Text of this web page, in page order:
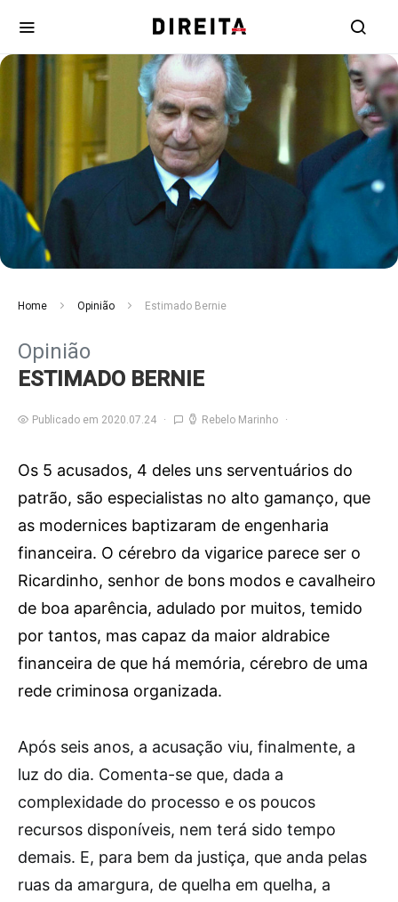
Home Opinião Estimado Bernie
Opinião
ESTIMADO BERNIE
Publicado em 2020.07.24 Rebelo Marinho
Os 5 acusados, 4 deles uns serventuários do
patrão, são especialistas no alto gamanço, que
as modernices baptizaram de engenharia
financeira. O cérebro da vigarice parece ser o
Ricardinho, senhor de bons modos e cavalheiro
de boa aparência, adulado por muitos, temido
por tantos, mas capaz da maior aldrabice
financeira de que há memória, cérebro de uma
rede criminosa organizada.
Após seis anos, a acusação viu, finalmente, a
luz do dia. Comenta-se que, dada a
complexidade do processo e os poucos
recursos disponíveis, nem terá sido tempo
demais. E, para bem da justiça, que anda pelas
ruas da amargura, de quelha em quelha, a